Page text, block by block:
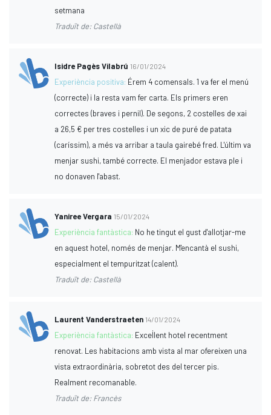
setmana
Traduït de: Castellà
Isidre Pagès Vilabrú 16/01/2024
Experiència positiva: Érem 4 comensals. 1 va fer el menú
(correcte) i la resta vam fer carta. Els primers eren
correctes (braves i pernil). De segons, 2 costelles de xai
a 26,5 € per tres costelles i un xic de puré de patata
(caríssim), a més va arribar a taula gairebé fred. L'últim va
menjar sushi, també correcte. El menjador estava ple i
no donaven l'abast.
Yaniree Vergara 15/01/2024
Experiència fantàstica: No he tingut el gust d'allotjar-me
en aquest hotel, només de menjar. M'encantà el sushi,
especialment el tempuritzat (calent).
Traduït de: Castellà
Laurent Vanderstraeten 14/01/2024
Experiència fantàstica: Excel·lent hotel recentment
renovat. Les habitacions amb vista al mar ofereixen una
vista extraordinària, sobretot des del tercer pis.
Realment recomanable.
Traduït de: Francès